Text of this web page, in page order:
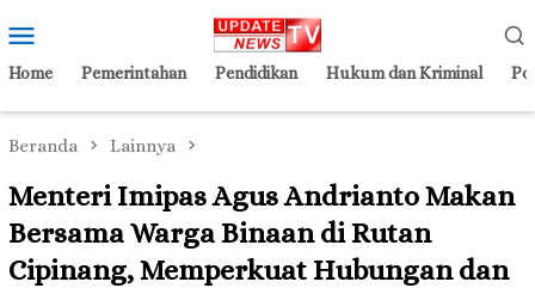
ke
kontenMobile
Home Pemerintahan Pendidikan Hukum dan Kriminal
Beranda Lainnya
Menteri Imipas Agus Andrianto Makan
Bersama Warga Binaan di Rutan
Cipinang, Memperkuat Hubungan dan